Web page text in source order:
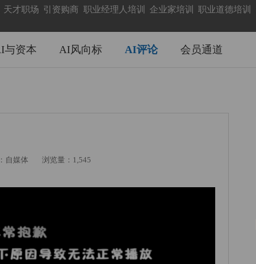
天才职场 引资购商 职业经理人培训 企业家培训 职业道德培训
与资本 AI风向标 AI评论 会员通道
自媒体 浏览量：1,545